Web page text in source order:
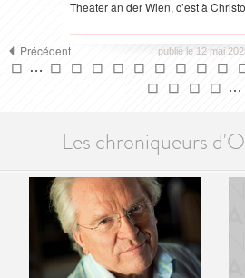
Theater an der Wien, c’est à
publié le 12 mai
Précédent
…
…
Les chroniqueurs